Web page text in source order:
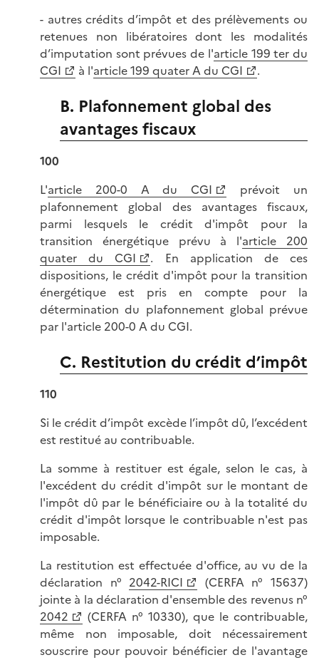
- autres crédits d’impôt et des prélèvements ou
retenues non libératoires dont les modalités
d’imputation sont prévues de l'article 199 ter du
CGI
à l'article 199 quater A du CGI .
B. Plafonnement global des
avantages fiscaux
100
L'article 200-0 A du CGI
prévoit un
plafonnement global des avantages fiscaux,
parmi lesquels le crédit d'impôt pour la
transition énergétique prévu à l'article 200
quater du CGI
. En application de ces
dispositions, le crédit d'impôt pour la transition
énergétique est pris en compte pour la
détermination du plafonnement global prévue
par l'article 200-0 A du CGI.
C. Restitution du crédit d’impôt
110
Si le crédit d’impôt excède l’impôt dû, l’excédent
est restitué au contribuable.
La somme à restituer est égale, selon le cas, à
l'excédent du crédit d'impôt sur le montant de
l'impôt dû par le bénéficiaire ou à la totalité du
crédit d'impôt lorsque le contribuable n'est pas
imposable.
La restitution est effectuée d'office, au vu de la
déclaration n° 2042-RICI
(CERFA n° 15637)
jointe à la déclaration d'ensemble des revenus n°
2042
(CERFA n° 10330), que le contribuable,
même non imposable, doit nécessairement
souscrire pour pouvoir bénéficier de l'avantage